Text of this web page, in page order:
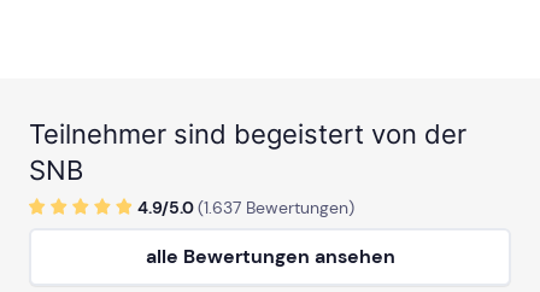
Teilnehmer sind begeistert von der
SNB
4.9/5.0(1.637 Bewertungen)
alle Bewertungen ansehen